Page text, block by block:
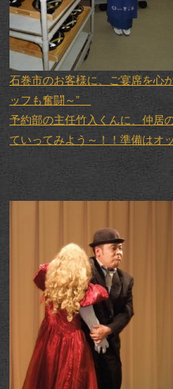
石巻市のお客様に、ご宴席を心
ッフも奮闘～”
予約部の主任竹入くんに、仲居
ていってみよう～！！準備はオ